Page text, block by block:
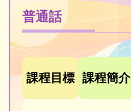
普通話
課程目標 課程簡介